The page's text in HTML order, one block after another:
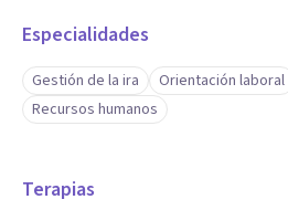
Especialidades
Gestión de la ira Orientación laboral
Recursos humanos
Terapias